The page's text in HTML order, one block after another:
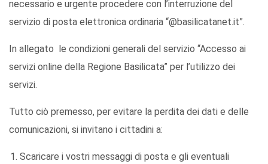
necessario e urgente procedere con l’interruzione del
servizio di posta elettronica ordinaria “@basilicatanet.it”.
In allegato le condizioni generali del servizio “Accesso ai
servizi online della Regione Basilicata” per l’utilizzo dei
servizi.
Tutto ciò premesso, per evitare la perdita dei dati e delle
comunicazioni, si invitano i cittadini a:
Scaricare i vostri messaggi di posta e gli eventuali